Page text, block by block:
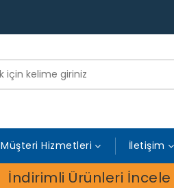
Müşteri Hizmetleri İletişim
İndirimli Ürünleri İncele